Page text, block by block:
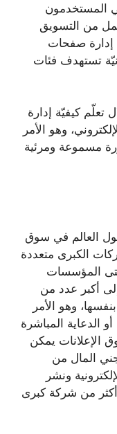
المستخدمون
من التسويق
إدارة صفحات
تستهدف فئات
تعلّم كيفيّة إدارة
وهو الأمر
مسموعة ومرئية
حول العالم في سوق
الكبرى متعددة
المؤسسات
أكبر عدد من
وهو الأمر
الدعاية المباشرة
الإعلانات يمكن
المال من
ونشر
أكثر من شركة كبرى